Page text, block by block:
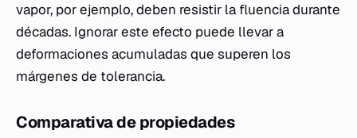
vapor, por ejemplo, deben resistir la fluencia durante
décadas. Ignorar este efecto puede llevar a
deformaciones acumuladas que superen los
márgenes de tolerancia.
Comparativa de propiedades